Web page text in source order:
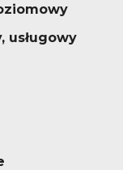
usługowy